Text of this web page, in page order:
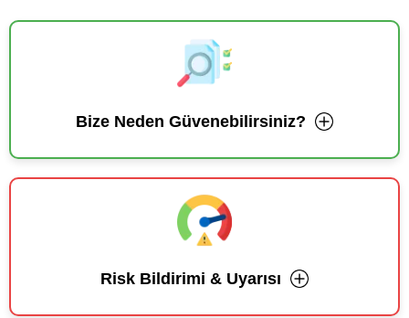
Bize Neden Güvenebilirsiniz?
Risk Bildirimi & Uyarısı